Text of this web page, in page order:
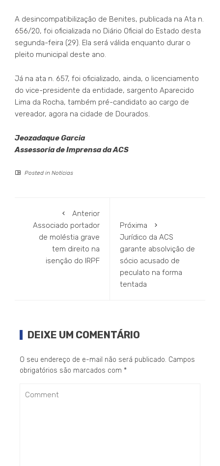
A desincompatibilização de Benites, publicada na Ata n.
656/20, foi oficializada no Diário Oficial do Estado desta
segunda-feira (29). Ela será válida enquanto durar o
pleito municipal deste ano.
Já na ata n. 657, foi oficializado, ainda, o licenciamento
do vice-presidente da entidade, sargento Aparecido
Lima da Rocha, também pré-candidato ao cargo de
vereador, agora na cidade de Dourados.
Jeozadaque Garcia
Assessoria de Imprensa da ACS
Posted in Notícias
Anterior
Associado portador
de moléstia grave
tem direito na
isenção do IRPF
Próxima
Jurídico da ACS
garante absolvição de
sócio acusado de
peculato na forma
tentada
DEIXE UM COMENTÁRIO
O seu endereço de e-mail não será publicado. Campos
obrigatórios são marcados com *